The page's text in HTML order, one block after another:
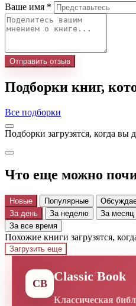
Ваше имя *
Отправить отзыв
Подборки книг,
Все подборки
Подборки загрузятся, когда вы
Что еще можно
Новые Популярные
За день
За неделю За месяц
За все время
Похожие книги загрузятся,
Загрузить еще
CB Classic Book
Классическая